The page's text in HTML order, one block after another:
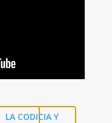
LA CODICIA Y